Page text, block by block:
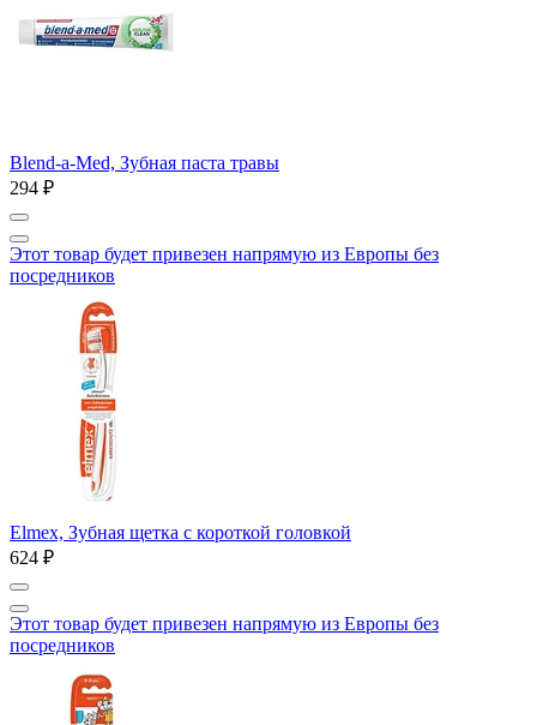
Blend-a-Med, Зубная паста травы
294 ₽
Этот товар будет привезен напрямую из Европы без
посредников
Elmex, Зубная щетка с короткой головкой
624 ₽
Этот товар будет привезен напрямую из Европы без
посредников